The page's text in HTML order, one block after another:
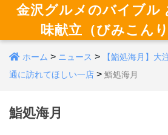
金沢グルメのバイブル
味献立（びみこんり
ホーム > ニュース >
【鮨処海月】大
通に訪れてほしい一店 > 鮨処海月
鮨処海月